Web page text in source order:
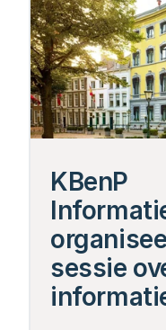
KBenP
sessie